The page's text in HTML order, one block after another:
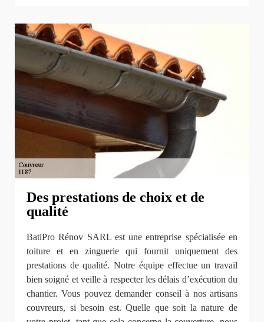
Des prestations de choix et de
qualité
BatiPro Rénov SARL est une entreprise spécialisée en
toiture et en zinguerie qui fournit uniquement des
prestations de qualité. Notre équipe effectue un travail
bien soigné et veille à respecter les délais d’exécution du
chantier. Vous pouvez demander conseil à nos artisans
couvreurs, si besoin est. Quelle que soit la nature de